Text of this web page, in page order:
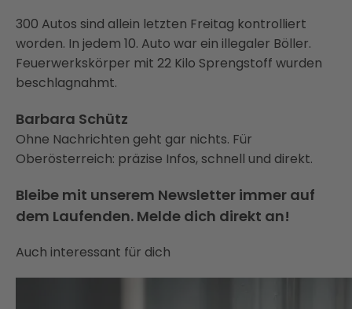
300 Autos sind allein letzten Freitag kontrolliert
worden. In jedem 10. Auto war ein illegaler Böller.
Feuerwerkskörper mit 22 Kilo Sprengstoff wurden
beschlagnahmt.
Barbara Schütz
Ohne Nachrichten geht gar nichts. Für
Oberösterreich: präzise Infos, schnell und direkt.
Bleibe mit unserem Newsletter immer auf
dem Laufenden. Melde dich direkt an!
Auch interessant für dich